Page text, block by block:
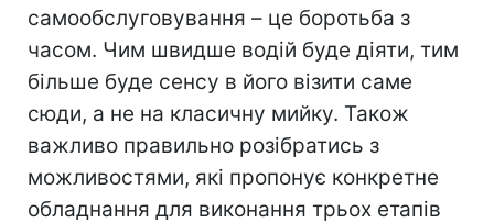
самообслуговування – це боротьба з
часом. Чим швидше водій буде діяти, тим
більше буде сенсу в його візити саме
сюди, а не на класичну мийку. Також
важливо правильно розібратись з
можливостями, які пропонує конкретне
обладнання для виконання трьох етапів